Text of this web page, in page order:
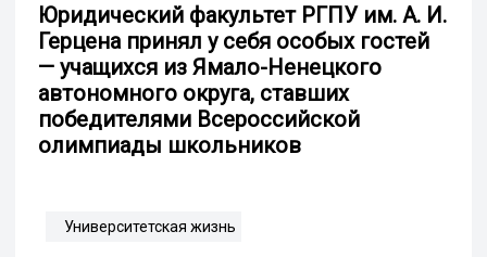
Юридический факультет РГПУ им. А. И.
Герцена принял у себя особых гостей
— учащихся из Ямало-Ненецкого
автономного округа, ставших
победителями Всероссийской
олимпиады школьников
Университетская жизнь